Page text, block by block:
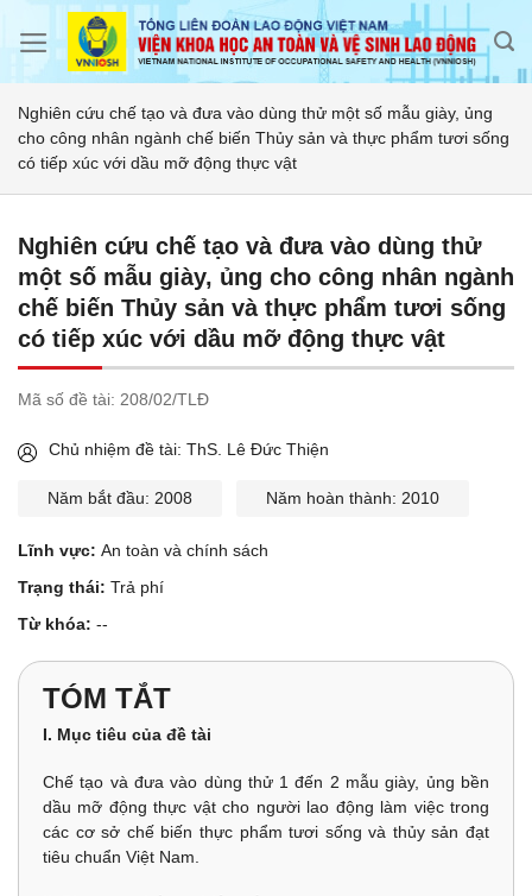
Nghiên cứu chế tạo và đưa vào dùng thử một số mẫu giày, ủng
cho công nhân ngành chế biến Thủy sản và thực phẩm tươi sống
có tiếp xúc với dầu mỡ động thực vật
Nghiên cứu chế tạo và đưa vào dùng thử
một số mẫu giày, ủng cho công nhân ngành
chế biến Thủy sản và thực phẩm tươi sống
có tiếp xúc với dầu mỡ động thực vật
Mã số đề tài: 208/02/TLĐ
Chủ nhiệm đề tài: ThS. Lê Đức Thiện
Năm bắt đầu: 2008 Năm hoàn thành: 2010
Lĩnh vực: An toàn và chính sách
Trạng thái: Trả phí
Từ khóa: --
TÓM TẮT
I. Mục tiêu của đề tài
Chế tạo và đưa vào dùng thử 1 đến 2 mẫu giày, ủng bền
dầu mỡ động thực vật cho người lao động làm việc trong
các cơ sở chế biến thực phẩm tươi sống và thủy sản đạt
tiêu chuẩn Việt Nam.